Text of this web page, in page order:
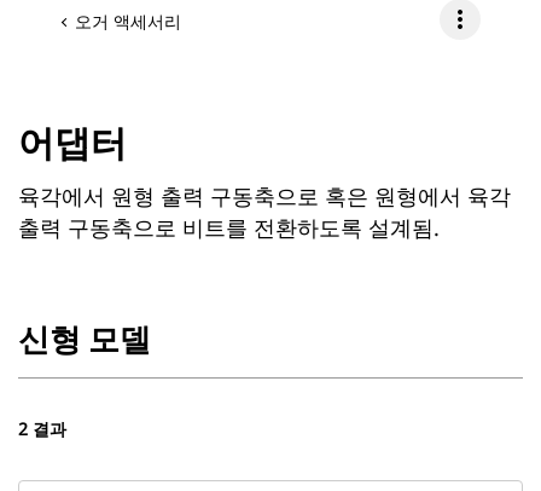
오거 액세서리 more_vert
어댑터
육각에서 원형 출력 구동축으로 혹은 원형에서 육각
출력 구동축으로 비트를 전환하도록 설계됨.
신형 모델
2 결과